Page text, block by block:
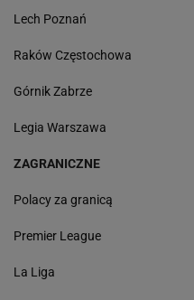
Lech Poznań
Raków Częstochowa
Górnik Zabrze
Legia Warszawa
ZAGRANICZNE
Polacy za granicą
Premier League
La Liga